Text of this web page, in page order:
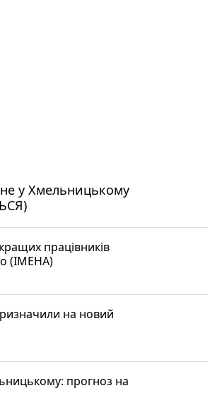
у Хмельницькому
працівників
(ІМЕНА)
на новий
прогноз на